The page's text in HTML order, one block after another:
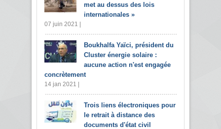
met au dessus des lois
internationales »
07 juin 2021 |
Boukhalfa Yaïci, président du
Cluster énergie solaire :
aucune action n'est engagée
concrètement
14 jan 2021 |
Trois liens électroniques pour
le retrait à distance des
documents d'état civil